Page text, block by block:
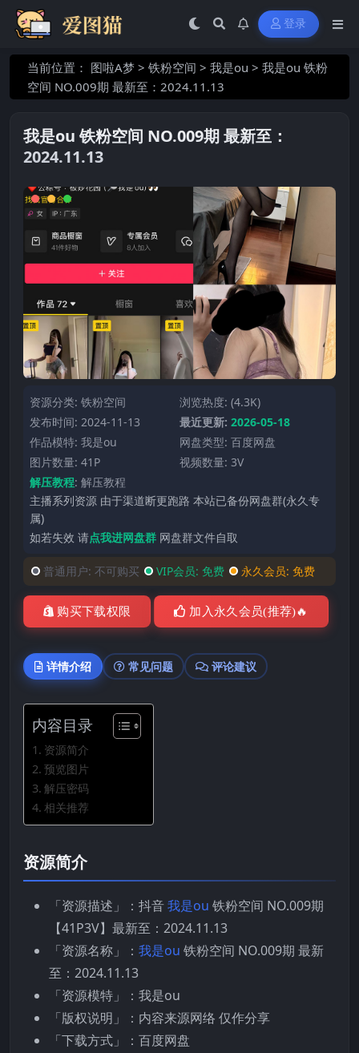
登录
当前位置： 图啦A梦 > 铁粉空间 > 我是ou > 我是ou 铁粉
空间 NO.009期 最新至：2024.11.13
我是ou 铁粉空间 NO.009期 最新至：
2024.11.13
资源分类: 铁粉空间
浏览热度: (4.3K)
发布时间: 2024-11-13
最近更新: 2026-05-18
作品模特: 我是ou
网盘类型: 百度网盘
图片数量: 41P
视频数量: 3V
解压教程: 解压教程
主播系列资源 由于渠道断更跑路 本站已备份网盘群(永久专
属)
如若失效 请点我进网盘群 网盘群文件自取
普通用户: 不可购买 VIP会员: 免费 永久会员: 免费
购买下载权限 加入永久会员(推荐)🔥
详情介绍 常见问题 评论建议
内容目录
资源简介
预览图片
解压密码
相关推荐
资源简介
「资源描述」：抖音我是ou 铁粉空间 NO.009期
【41P3V】最新至：2024.11.13
「资源名称」： 我是ou 铁粉空间 NO.009期 最新
至：2024.11.13
「资源模特」：我是ou
「版权说明」：内容来源网络 仅作分享
「下载方式」：百度网盘